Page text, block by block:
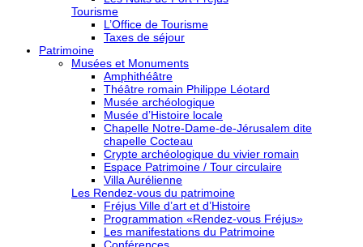
Tourisme
L’Office de Tourisme
Taxes de séjour
Patrimoine
Musées et Monuments
Amphithéâtre
Théâtre romain Philippe Léotard
Musée archéologique
Musée d’Histoire locale
Chapelle Notre-Dame-de-Jérusalem dite
chapelle Cocteau
Crypte archéologique du vivier romain
Espace Patrimoine / Tour circulaire
Villa Aurélienne
Les Rendez-vous du patrimoine
Fréjus Ville d’art et d’Histoire
Programmation «Rendez-vous Fréjus»
Les manifestations du Patrimoine